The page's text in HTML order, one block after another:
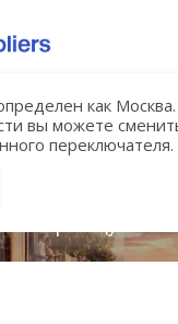
как
вы можете
переключателя.